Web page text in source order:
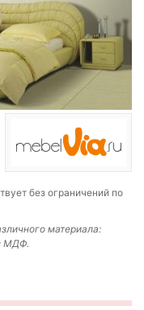
без ограничений по
материала:
МДФ.